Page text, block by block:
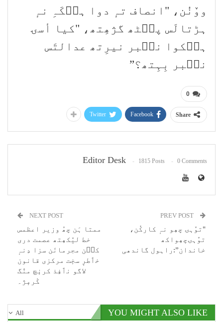
ووٚنُن، "انصاف تہٕ دوا ہٮ۪کَہِ نہٕ
ہڑتالَس پٮ۪ٹھ گژھِتھ، "کیا أسۍ
ہٮ۪کوا نٮ۪بر نیرِتھ عدالتَس
نٮ۪بر بِہِتھ؟”
0
Share
Facebook
Twitter
Editor Desk 1815 Posts 0 Comments
"توٚہۍ چھِو نہٕ کارکُن،
توٚہۍچھِواکھ
خاندان”:راہول گاندھی
NEXT POST
ممتا ہَن چھُ وزیر اعظمس
خط لیٚکھِتھ عصمت دری
کٮ۪ن مجرمانَن سزا دِنہٕ
خٲطرٕ سخٕت مرکزی قانون
لاگو نٲفِذ کرنٕچ منٛگ
کٔرمٕژ۔
All YOU MIGHT ALSO LIKE